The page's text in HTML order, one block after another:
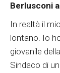
Berlusconi
In realtà il
lontano. Io
giovanile
Sindaco di